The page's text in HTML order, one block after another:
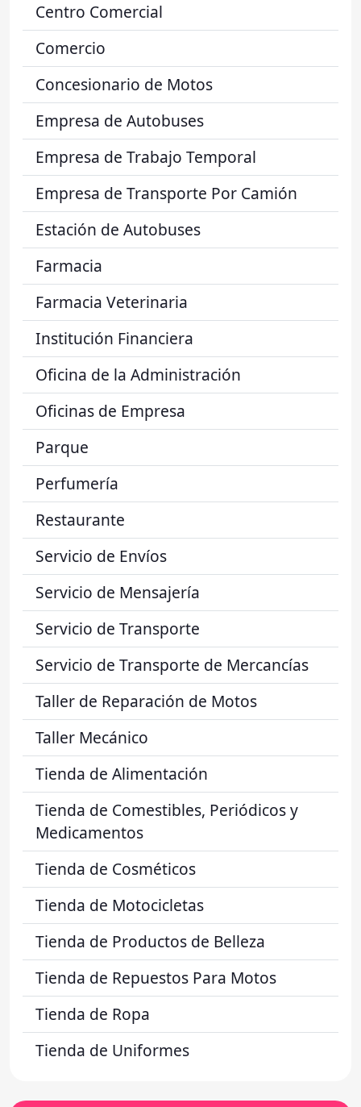
Centro Comercial
Comercio
Concesionario de Motos
Empresa de Autobuses
Empresa de Trabajo Temporal
Empresa de Transporte Por Camión
Estación de Autobuses
Farmacia
Farmacia Veterinaria
Institución Financiera
Oficina de la Administración
Oficinas de Empresa
Parque
Perfumería
Restaurante
Servicio de Envíos
Servicio de Mensajería
Servicio de Transporte
Servicio de Transporte de Mercancías
Taller de Reparación de Motos
Taller Mecánico
Tienda de Alimentación
Tienda de Comestibles, Periódicos y
Medicamentos
Tienda de Cosméticos
Tienda de Motocicletas
Tienda de Productos de Belleza
Tienda de Repuestos Para Motos
Tienda de Ropa
Tienda de Uniformes